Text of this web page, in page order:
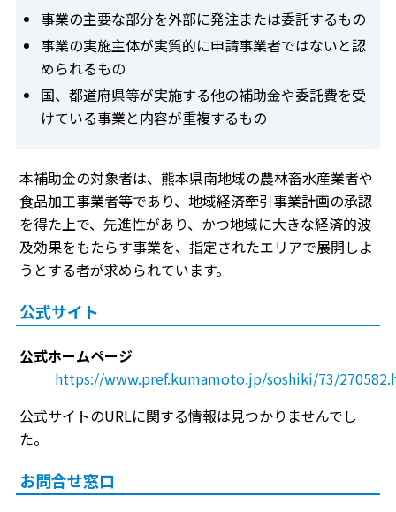
事業の主要な部分を外部に発注または委託するもの
事業の実施主体が実質的に申請事業者ではないと認
められるもの
国、都道府県等が実施する他の補助金や委託費を受
けている事業と内容が重複するもの
本補助金の対象者は、熊本県南地域の農林畜水産業者や
食品加工事業者等であり、地域経済牽引事業計画の承認
を得た上で、先進性があり、かつ地域に大きな経済的波
及効果をもたらす事業を、指定されたエリアで展開しよ
うとする者が求められています。
公式サイト
公式ホームページ
https://www.pref.kumamoto.jp/soshiki/73/
公式サイトのURLに関する情報は見つかりませんでし
た。
お問合せ窓口